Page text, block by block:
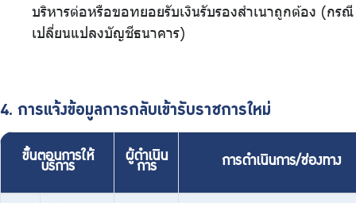
บริหารต่อหรือขอทยอยรับเงินรับรองสำเนาถูกต้อง (กรณี
เปลี่ยนแปลงบัญชีธนาคาร)
4. การแจ้งข้อมูลการกลับเข้ารับราชการใหม่
ขั้นตอนการให้
บริการ
ผู้ดำเนิน
การ
การดำเนินการ/ช่องทาง